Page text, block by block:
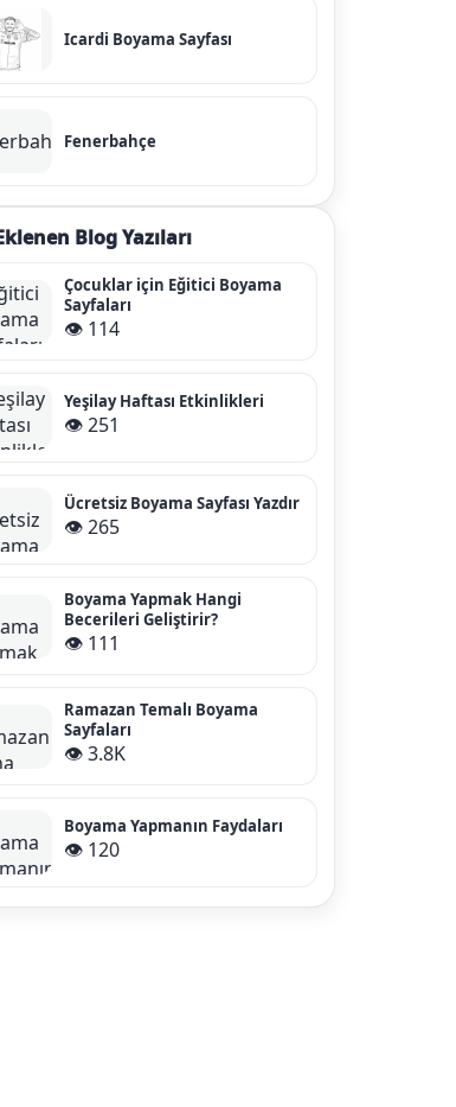
Icardi Boyama Sayfası
Fenerbahçe
Blog Yazıları
Çocuklar için Eğitici Boyama
Sayfaları
👁️ 114
Yeşilay Haftası Etkinlikleri
👁️ 251
Ücretsiz Boyama Sayfası Yazdır
👁️ 265
Boyama Yapmak Hangi
Becerileri Geliştirir?
👁️ 111
Ramazan Temalı Boyama
Sayfaları
👁️ 3.8K
Boyama Yapmanın Faydaları
👁️ 120